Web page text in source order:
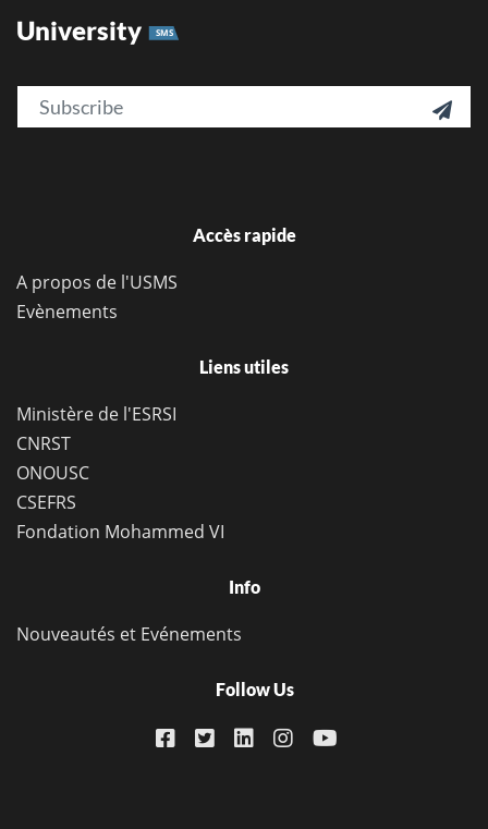
University SMS
Email 
Accès rapide
A propos de l'USMS
Evènements
Liens utiles
Ministère de l'ESRSI
CNRST
ONOUSC
CSEFRS
Fondation Mohammed VI
Info
Nouveautés et Evénements
Follow Us